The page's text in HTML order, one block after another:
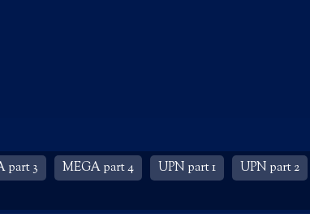
part 3 MEGA part 4 UPN part 1 UPN part 2